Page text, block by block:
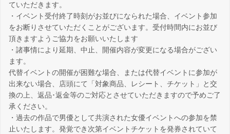
ていただきます。
・イベント受付終了時刻がお並びになられた場合、イベント参加
をお断りさせていただくことがございます。受付時間内にお並び
頂きますようご協力をお願いいたします
・諸事情により延期、中止、開催内容が変更になる場合がござい
ます。
代替イベントの開催が困難な場合、または代替イベントに参加が
出来ない場合、店頭にて「対象商品、レシート、チケット」と交
換の上、返品･返金等のご対応とさせていただきますので予めご了
承ください。
・過去の作品で男優として共演された女優イベントへの参加を禁
止いたします。発覚でき次第イベントチケットを発券されていて